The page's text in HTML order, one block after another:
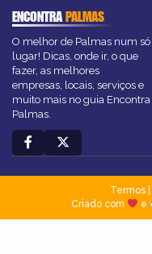
ENCONTRAPALMAS
O melhor de Palmas num só
lugar! Dicas, onde ir, o que
fazer, as melhores
empresas, locais, serviços e
muito mais no guia Encontra
Palmas.
Termos|
Criado com
e